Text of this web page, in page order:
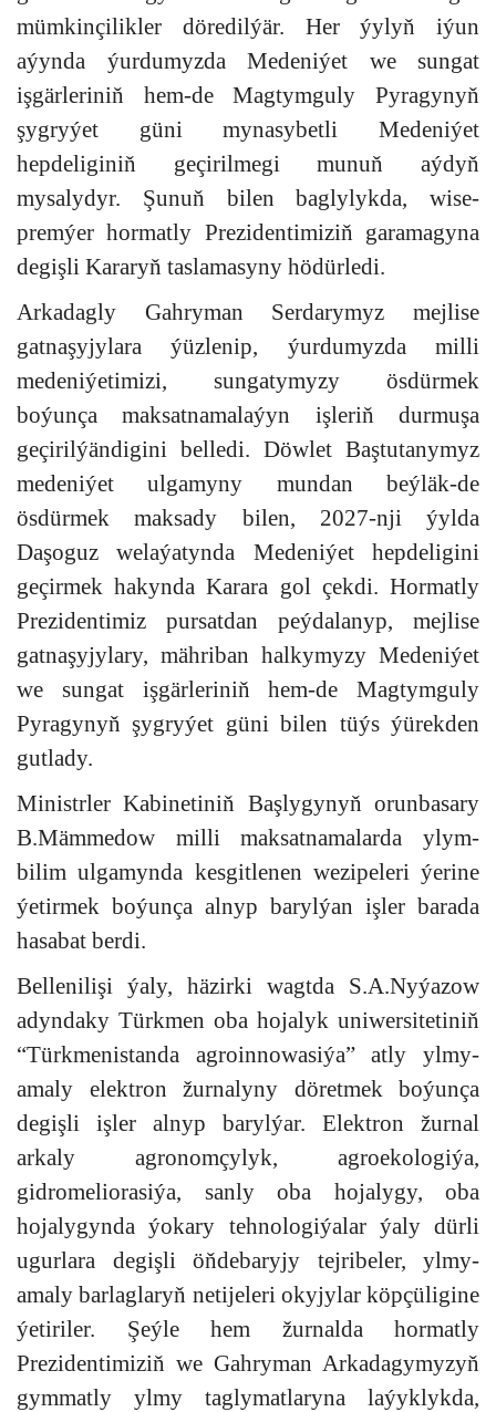
mümkinçilikler döredilýär. Her ýylyň iýun
aýynda ýurdumyzda Medeniýet we sungat
işgärleriniň hem-de Magtymguly Pyragynyň
şygryýet güni mynasybetli Medeniýet
hepdeliginiň geçirilmegi munuň aýdyň
mysalydyr. Şunuň bilen baglylykda, wise-
premýer hormatly Prezidentimiziň garamagyna
degişli Kararyň taslamasyny hödürledi.
Arkadagly Gahryman Serdarymyz mejlise
gatnaşyjylara ýüzlenip, ýurdumyzda milli
medeniýetimizi, sungatymyzy ösdürmek
boýunça maksatnamalaýyn işleriň durmuşa
geçirilýändigini belledi. Döwlet Baştutanymyz
medeniýet ulgamyny mundan beýläk-de
ösdürmek maksady bilen, 2027-nji ýylda
Daşoguz welaýatynda Medeniýet hepdeligini
geçirmek hakynda Karara gol çekdi. Hormatly
Prezidentimiz pursatdan peýdalanyp, mejlise
gatnaşyjylary, mähriban halkymyzy Medeniýet
we sungat işgärleriniň hem-de Magtymguly
Pyragynyň şygryýet güni bilen tüýs ýürekden
gutlady.
Ministrler Kabinetiniň Başlygynyň orunbasary
B.Mämmedow milli maksatnamalarda ylym-
bilim ulgamynda kesgitlenen wezipeleri ýerine
ýetirmek boýunça alnyp barylýan işler barada
hasabat berdi.
Bellenilişi ýaly, häzirki wagtda S.A.Nyýazow
adyndaky Türkmen oba hojalyk uniwersitetiniň
“Türkmenistanda agroinnowasiýa” atly ylmy-
amaly elektron žurnalyny döretmek boýunça
degişli işler alnyp barylýar. Elektron žurnal
arkaly agronomçylyk, agroekologiýa,
gidromeliorasiýa, sanly oba hojalygy, oba
hojalygynda ýokary tehnologiýalar ýaly dürli
ugurlara degişli öňdebaryjy tejribeler, ylmy-
amaly barlaglaryň netijeleri okyjylar köpçüligine
ýetiriler. Şeýle hem žurnalda hormatly
Prezidentimiziň we Gahryman Arkadagymyzyň
gymmatly ylmy taglymatlaryna laýyklykda,